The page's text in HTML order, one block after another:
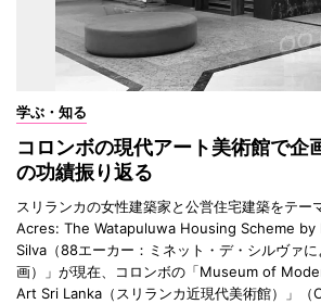
学ぶ・知る
コロンボの現代アート美術館で
の功績振り返る
スリランカの女性建築家と公営住宅建築をテー
Acres: The Watapuluwa Housing Scheme
Silva（88エーカー：ミネット・デ・シルヴァ
画）」が現在、コロンボの「Museum of
Art Sri Lanka（スリランカ近現代美術館）」